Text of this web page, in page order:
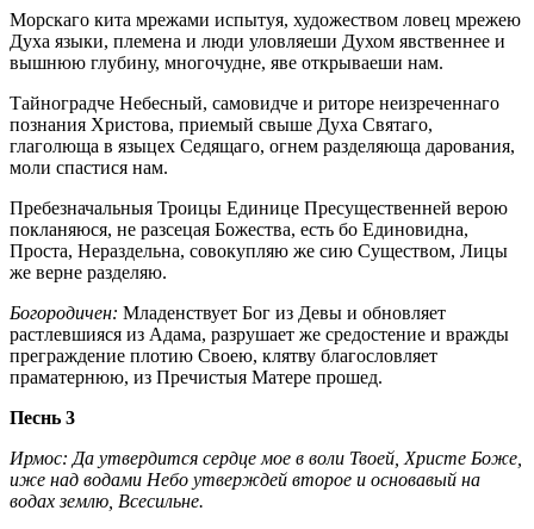
Морскаго кита мрежами испытуя, художеством ловец мрежею
Духа языки, племена и люди уловляеши Духом явственнее и
вышнюю глубину, многочудне, яве открываеши нам.
Тайноградче Небесный, самовидче и риторе неизреченнаго
познания Христова, приемый свыше Духа Святаго,
глаголюща в языцех Седящаго, огнем разделяюща дарования,
моли спастися нам.
Пребезначальныя Троицы Единице Пресущественней верою
покланяюся, не разсецая Божества, есть бо Единовидна,
Проста, Нераздельна, совокупляю же сию Существом, Лицы
же верне разделяю.
Богородичен: Младенствует Бог из Девы и обновляет
растлевшияся из Адама, разрушает же средостение и вражды
преграждение плотию Своею, клятву благословляет
праматернюю, из Пречистыя Матере прошед.
Песнь 3
Ирмос: Да утвердится сердце мое в воли Твоей, Христе Боже,
иже над водами Небо утверждей второе и основавый на
водах землю, Всесильне.